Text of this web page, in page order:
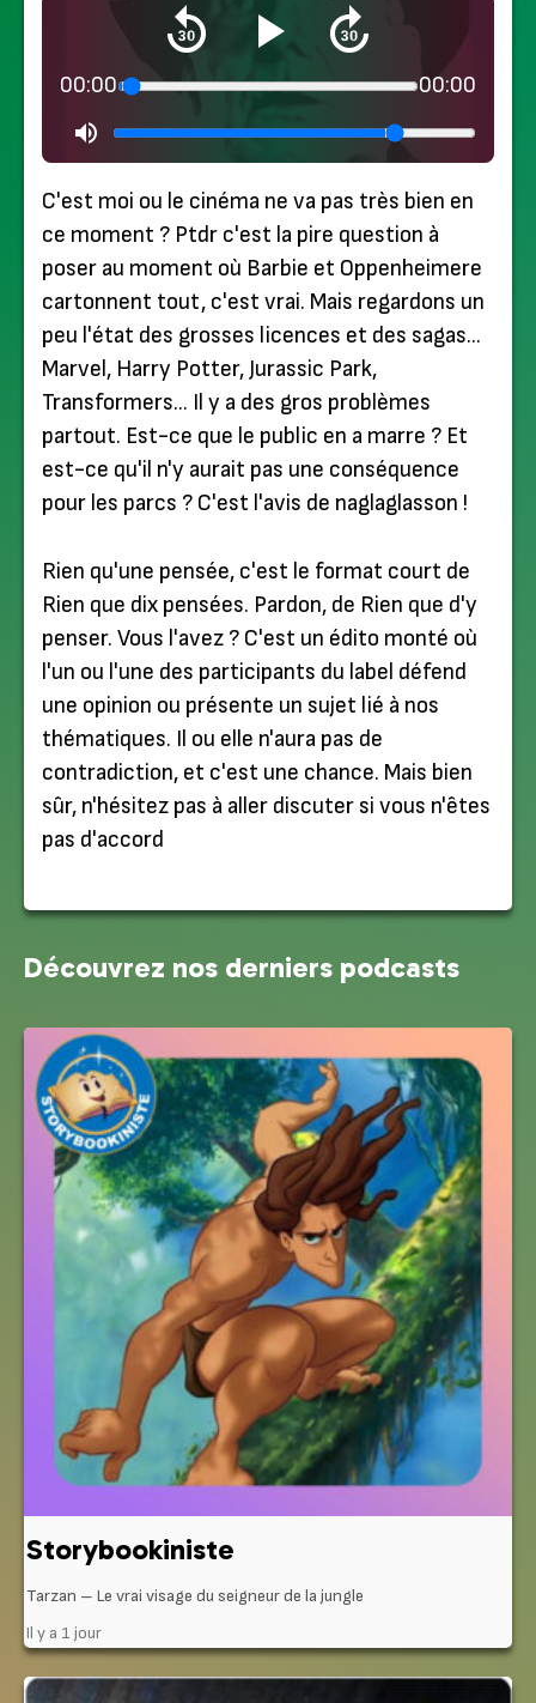
00:00 00:00
C'est moi ou le cinéma ne va pas très bien en
ce moment ? Ptdr c'est la pire question à
poser au moment où Barbie et Oppenheimere
cartonnent tout, c'est vrai. Mais regardons un
peu l'état des grosses licences et des sagas…
Marvel, Harry Potter, Jurassic Park,
Transformers… Il y a des gros problèmes
partout. Est-ce que le public en a marre ? Et
est-ce qu'il n'y aurait pas une conséquence
pour les parcs ? C'est l'avis de naglaglasson !
Rien qu'une pensée, c'est le format court de
Rien que dix pensées. Pardon, de Rien que d'y
penser. Vous l'avez ? C'est un édito monté où
l'un ou l'une des participants du label défend
une opinion ou présente un sujet lié à nos
thématiques. Il ou elle n'aura pas de
contradiction, et c'est une chance. Mais bien
sûr, n'hésitez pas à aller discuter si vous n'êtes
pas d'accord
Découvrez nos derniers podcasts
Storybookiniste
Tarzan – Le vrai visage du seigneur de la jungle
Il y a 1 jour